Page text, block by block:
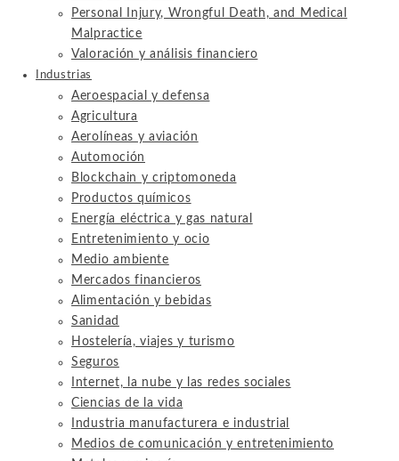
Personal Injury, Wrongful Death, and Medical
Malpractice
Valoración y análisis financiero
Industrias
Aeroespacial y defensa
Agricultura
Aerolíneas y aviación
Automoción
Blockchain y criptomoneda
Productos químicos
Energía eléctrica y gas natural
Entretenimiento y ocio
Medio ambiente
Mercados financieros
Alimentación y bebidas
Sanidad
Hostelería, viajes y turismo
Seguros
Internet, la nube y las redes sociales
Ciencias de la vida
Industria manufacturera e industrial
Medios de comunicación y entretenimiento